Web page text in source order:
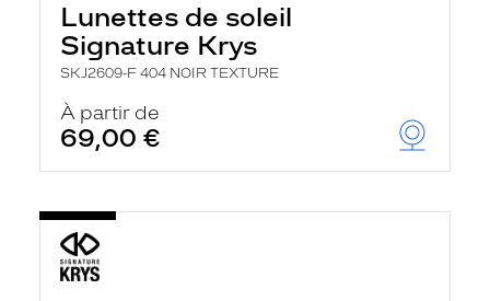
Lunettes de soleil
Signature Krys
SKJ2609-F 404 NOIR TEXTURE
À partir de
69,00 €